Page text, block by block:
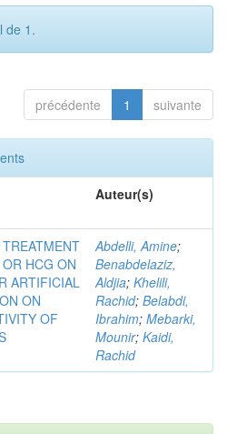
de 1.
précédente 1 suivante
Auteur(s)
HCG ON
ARTIFICIAL
ON
OF
Abdelli, Amine;
Benabdelaziz,
Aldjia; Khelili,
Rachid; Belabdi,
Ibrahim; Mebarki,
Mounir; Kaidi,
Rachid